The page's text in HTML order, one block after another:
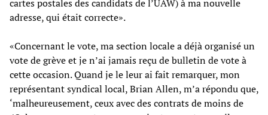
cartes postales des candidats de l’UAW) à ma nouvelle
adresse, qui était correcte».
«Concernant le vote, ma section locale a déjà organisé un
vote de grève et je n’ai jamais reçu de bulletin de vote à
cette occasion. Quand je le leur ai fait remarquer, mon
représentant syndical local, Brian Allen, m’a répondu que,
‘malheureusement, ceux avec des contrats de moins de